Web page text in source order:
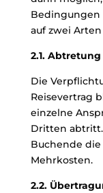
Bedingungen
auf zwei
2.1.
Die
Reisevertrag
einzelne
Dritten
Buchende
Mehrkosten.
2.2.